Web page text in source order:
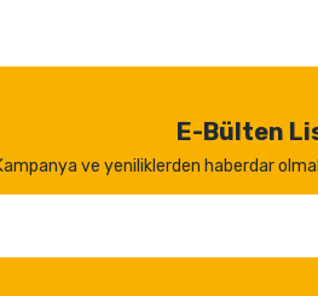
E-Bülten
ve yeniliklerden haberdar